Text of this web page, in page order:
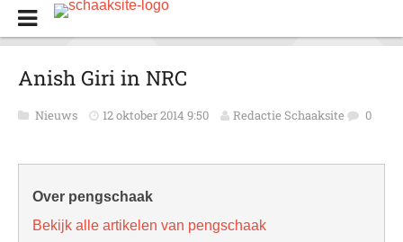
Anish Giri in NRC
Nieuws 12 oktober 2014 9:50 Redactie Schaaksite 0
Over pengschaak
Bekijk alle artikelen van pengschaak